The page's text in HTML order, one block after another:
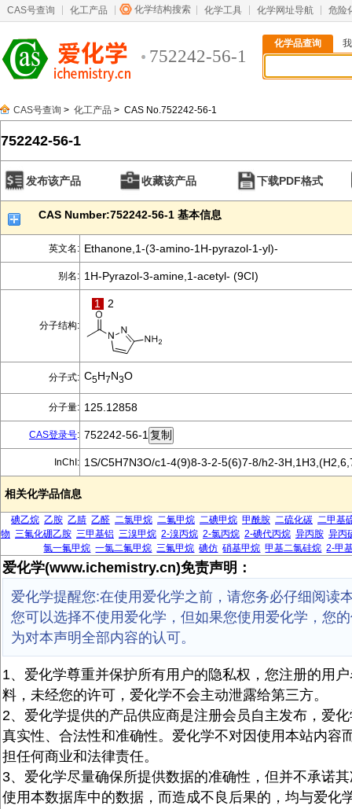
CAS号查询 化工产品 化学结构搜索 化学工具 化学网址导航 危险
752242-56-1
化学品查询
CAS号查询 > 化工产品 > CAS No.752242-56-1
752242-56-1
发布该产品 收藏该产品 下载PDF格式
CAS Number:752242-56-1 基本信息
英文名: Ethanone,1-(3-amino-1H-pyrazol-1-yl)-
别名: 1H-Pyrazol-3-amine,1-acetyl- (9CI)
分子结构:
1 2
分子式: C5H7N3O
分子量: 125.12858
CAS登录号: 752242-56-1
InChI: 1S/C5H7N3O/c1-4(9)8-3-2-5(6)7-8/h2-
相关化学品信息
碘乙烷 乙胺 乙腈 乙醛 二氯甲烷 二氟甲烷 二碘甲烷 甲酰胺 二硫化碳 二甲基
物 三氟化硼乙胺 三甲基铝 三溴甲烷 2-溴丙烷 2-氯丙烷 2-碘代丙烷 异丙胺 异丙
氯一氟甲烷 一氯二氟甲烷 三氟甲烷 碘仿 硝基甲烷 甲基二氯硅烷 2-甲
爱化学(www.ichemistry.cn)免责声明：
爱化学提醒您:在使用爱化学之前，请您务必仔细阅读
您可以选择不使用爱化学，但如果您使用爱化学，您
为对本声明全部内容的认可。
1、爱化学尊重并保护所有用户的隐私权，您注册的用
料，未经您的许可，爱化学不会主动泄露给第三方。
2、爱化学提供的产品供应商是注册会员自主发布，爱
真实性、合法性和准确性。爱化学不对因使用本站内容
担任何商业和法律责任。
3、爱化学尽量确保所提供数据的准确性，但并不承诺
使用本数据库中的数据，而造成不良后果的，均与爱化